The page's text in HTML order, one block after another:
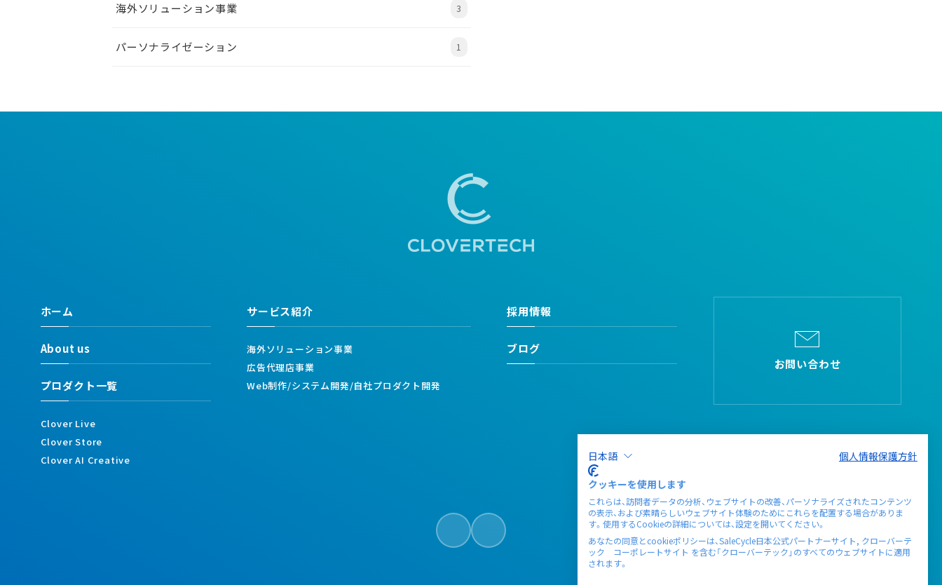
海外ソリューション事業 3
パーソナライゼーション 1
ホーム
About us
プロダクト一覧
Clover Live
Clover Store
Clover AI Creative
サービス紹介
海外ソリューション事業
広告代理店事業
Web制作/システム開発/自社プロダクト開発
採用情報
ブログ
お問い合わせ
日本語 個人情報保護方針
クッキーを使用します
これらは、訪問者データの分析、ウェブサイトの改善、パーソナライズされたコンテンツ
の表示、および素晴らしいウェブサイト体験のためにこれらを配置する場合がありま
す。使用するCookieの詳細については、設定を開いてください。
あなたの同意とcookieポリシーは、SaleCycle日本公式パートナーサイト, クローバーテ
ック コーポレートサイト を含む「クローバーテック」のすべてのウェブサイトに適用
されます。